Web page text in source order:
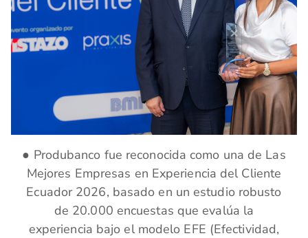
● Produbanco fue reconocida como una de Las
Mejores Empresas en Experiencia del Cliente
Ecuador 2026, basado en un estudio robusto
de 20.000 encuestas que evalúa la
experiencia bajo el modelo EFE (Efectividad,